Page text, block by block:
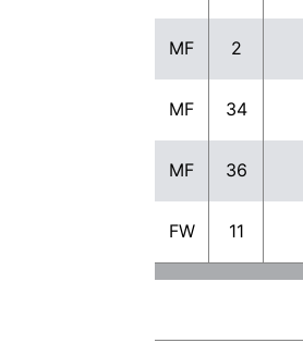
MF 2
MF 34
MF 36
FW 11